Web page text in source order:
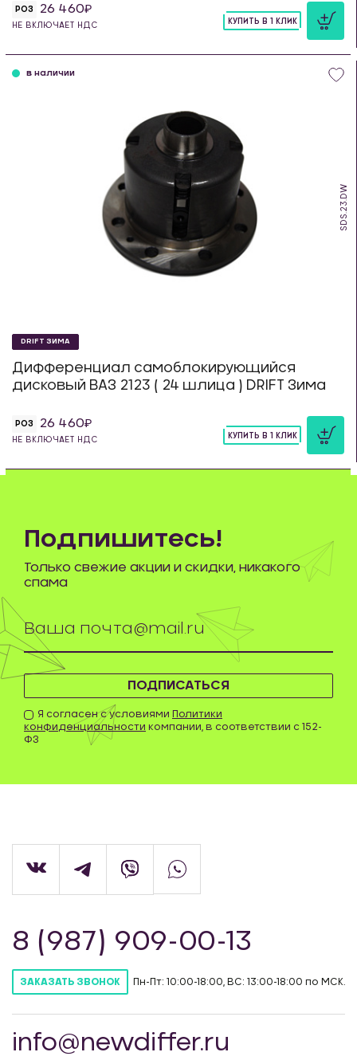
РОЗ 26 460
НЕ ВКЛЮЧАЕТ НДС
КУПИТЬ В 1 КЛИК
SDS.23.DW
в наличии
DRIFT ЗИМА
Дифференциал самоблокирующийся
дисковый ВАЗ 2123 ( 24 шлица ) DRIFT Зима
РОЗ 26 460
НЕ ВКЛЮЧАЕТ НДС
КУПИТЬ В 1 КЛИК
ПОДПИСАТЬСЯ
Я согласен с условиями Политики
конфиденциальности компании, в соответствии с 152-
ФЗ
Подпишитесь!
Только свежие акции и скидки, никакого
спама
8 (987) 909-00-13
ЗАКАЗАТЬ ЗВОНОК Пн-Пт: 10:00-18:00, ВС: 13:00-18:00 по МСК.
info@newdiffer.ru